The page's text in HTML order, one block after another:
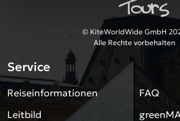
© KiteWorldWide GmbH
Alle Rechte vorbehalten
Service
Reiseinformationen
Leitbild
FAQ